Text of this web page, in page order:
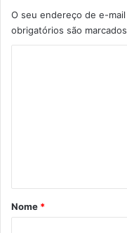
O seu endereço de e-
obrigatórios são
r
Nome *